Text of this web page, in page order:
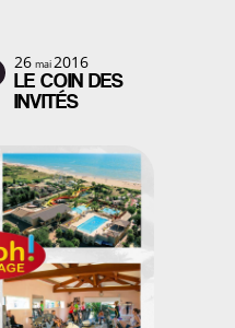
26 mai2016
LE COIN DES
INVITÉS